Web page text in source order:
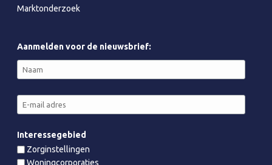
Marktonderzoek
Aanmelden voor de nieuwsbrief:
Interessegebied
Zorginstellingen
Woningcorporaties